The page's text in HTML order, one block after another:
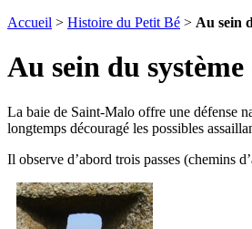
Accueil > Histoire du Petit Bé > Au sein
Au sein du
La baie de Saint-Malo offre une défense
longtemps découragé les possibles
Il observe d’abord trois passes (chemins